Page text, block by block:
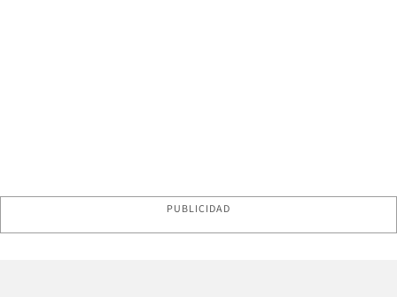
PUBLICIDAD